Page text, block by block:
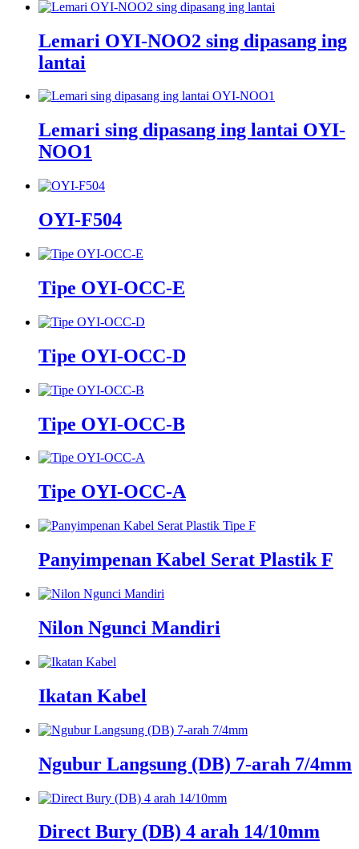
Lemari OYI-NOO2 sing dipasang ing
lantai
Lemari sing dipasang ing lantai OYI-
NOO1
OYI-F504
Tipe OYI-OCC-E
Tipe OYI-OCC-D
Tipe OYI-OCC-B
Tipe OYI-OCC-A
Panyimpenan Kabel Serat Plastik F
Nilon Ngunci Mandiri
Ikatan Kabel
Ngubur Langsung (DB) 7-arah 7/4mm
Direct Bury (DB) 4 arah 14/10mm